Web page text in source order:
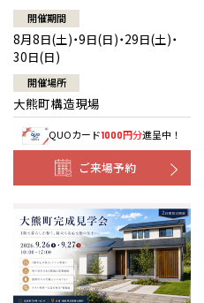
開催期間
8月8日(土)・9日(日)・29日(土)・
30日(日)
開催場所
大熊町構造現場
QUOカード1000円分進呈中！
ご来場予約